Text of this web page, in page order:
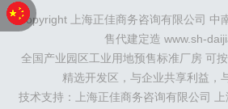
昌
鲁：
北京 天津 廊坊 （ 固安 香河
涿州 涞水 ） 太原 晋中
绵阳
石家庄 沧州 唐山 潍坊 德
珠三角： 广州 东莞 江门 惠州 肇
福建： 福州 漳州 泉州 龙岩 西南：
Copyright 上海正佳商务咨询有限公司 中
售代建定造 www.sh-
全国产业园区工业用地预售标准厂房 可
精选开发区，与企业共享利益，
技术支持：上海正佳商务咨询有限公司